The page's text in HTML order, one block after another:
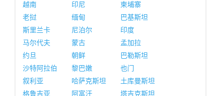
越南
印尼
柬埔寨
老挝
缅甸
巴基斯坦
斯里兰卡
尼泊尔
印度
马尔代夫
蒙古
孟加拉
约旦
朝鲜
巴勒斯坦
沙特阿拉伯
黎巴嫩
也门
叙利亚
哈萨克斯坦
土库曼斯坦
格鲁吉亚
阿富汗
塔吉克斯坦